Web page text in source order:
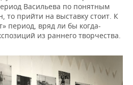
Васильева по понятным
то прийти на выставку стоит. К
период, вряд ли бы когда-
из раннего творчества.